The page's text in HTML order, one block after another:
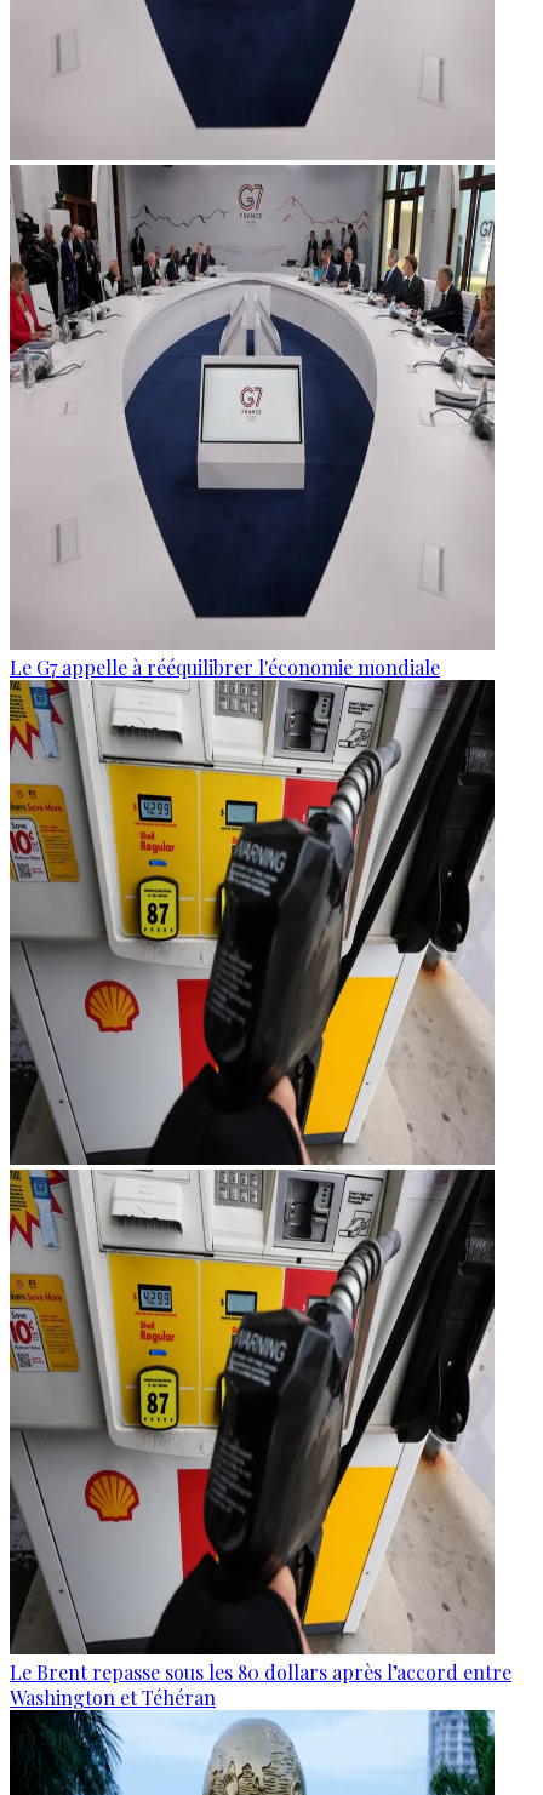
Le G7 appelle à rééquilibrer l'économie mondiale
Le Brent repasse sous les 80 dollars après l’accord entre
Washington et Téhéran